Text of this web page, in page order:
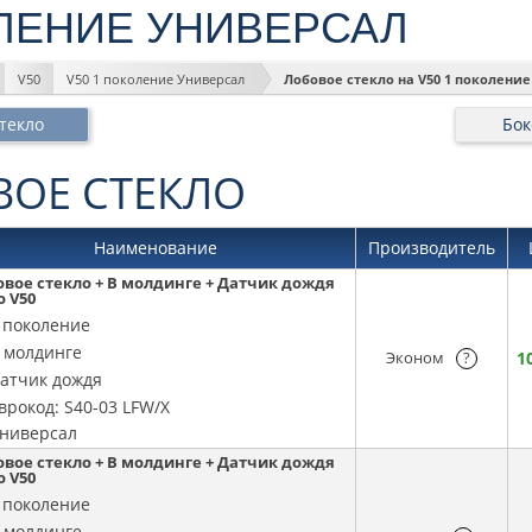
УНИВЕРСАЛ
V50 V50 1 поколение Универсал Лобовое стекло на V50 1
СТЕКЛО
Наименование Производитель
стекло + В молдинге + Датчик дождя
V50
дождя
S40-03 LFW/X
Эконом ?
стекло + В молдинге + Датчик дождя
V50